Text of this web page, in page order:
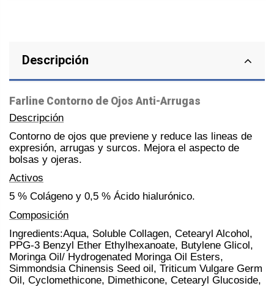
Descripción
Farline Contorno de Ojos Anti-Arrugas
Descripción
Contorno de ojos que previene y reduce las lineas de
expresión, arrugas y surcos. Mejora el aspecto de
bolsas y ojeras.
Activos
5 % Colágeno y 0,5 % Ácido hialurónico.
Composición
Ingredients:Aqua, Soluble Collagen, Cetearyl Alcohol,
PPG‐3 Benzyl Ether Ethylhexanoate, Butylene Glicol,
Moringa Oil/ Hydrogenated Moringa Oil Esters,
Simmondsia Chinensis Seed oil, Triticum Vulgare Germ
Oil, Cyclomethicone, Dimethicone, Cetearyl Glucoside,